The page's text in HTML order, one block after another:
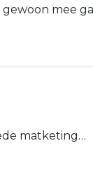
mee
matketing…